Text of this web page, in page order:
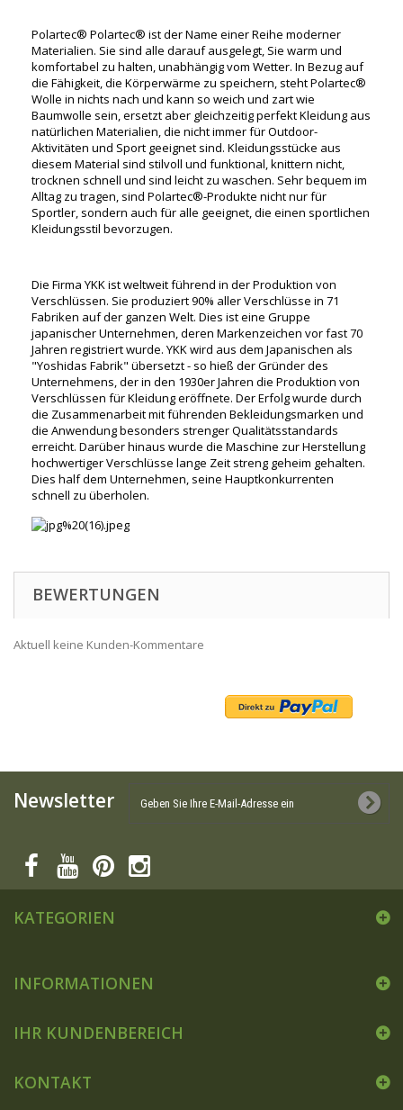
Polartec® Polartec® ist der Name einer Reihe moderner
Materialien. Sie sind alle darauf ausgelegt, Sie warm und
komfortabel zu halten, unabhängig vom Wetter. In Bezug auf
die Fähigkeit, die Körperwärme zu speichern, steht Polartec®
Wolle in nichts nach und kann so weich und zart wie
Baumwolle sein, ersetzt aber gleichzeitig perfekt Kleidung aus
natürlichen Materialien, die nicht immer für Outdoor-
Aktivitäten und Sport geeignet sind. Kleidungsstücke aus
diesem Material sind stilvoll und funktional, knittern nicht,
trocknen schnell und sind leicht zu waschen. Sehr bequem im
Alltag zu tragen, sind Polartec®-Produkte nicht nur für
Sportler, sondern auch für alle geeignet, die einen sportlichen
Kleidungsstil bevorzugen.
Die Firma YKK ist weltweit führend in der Produktion von
Verschlüssen. Sie produziert 90% aller Verschlüsse in 71
Fabriken auf der ganzen Welt. Dies ist eine Gruppe
japanischer Unternehmen, deren Markenzeichen vor fast 70
Jahren registriert wurde. YKK wird aus dem Japanischen als
"Yoshidas Fabrik" übersetzt - so hieß der Gründer des
Unternehmens, der in den 1930er Jahren die Produktion von
Verschlüssen für Kleidung eröffnete. Der Erfolg wurde durch
die Zusammenarbeit mit führenden Bekleidungsmarken und
die Anwendung besonders strenger Qualitätsstandards
erreicht. Darüber hinaus wurde die Maschine zur Herstellung
hochwertiger Verschlüsse lange Zeit streng geheim gehalten.
Dies half dem Unternehmen, seine Hauptkonkurrenten
schnell zu überholen.
BEWERTUNGEN
Aktuell keine Kunden-Kommentare
Newsletter
KATEGORIEN
INFORMATIONEN
IHR KUNDENBEREICH
KONTAKT